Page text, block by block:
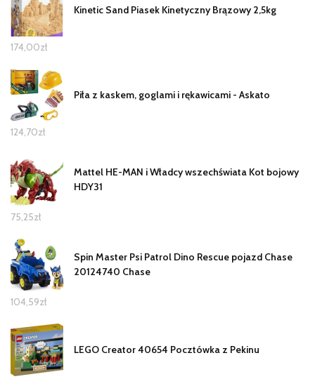
Kinetic Sand Piasek Kinetyczny Brązowy 2,5kg
174,00zł
Piła z kaskem, goglami i rękawicami - Askato
124,70zł
Mattel HE-MAN i Władcy wszechświata Kot bojowy
HDY31
75,25zł
Spin Master Psi Patrol Dino Rescue pojazd Chase
20124740 Chase
104,59zł
LEGO Creator 40654 Pocztówka z Pekinu